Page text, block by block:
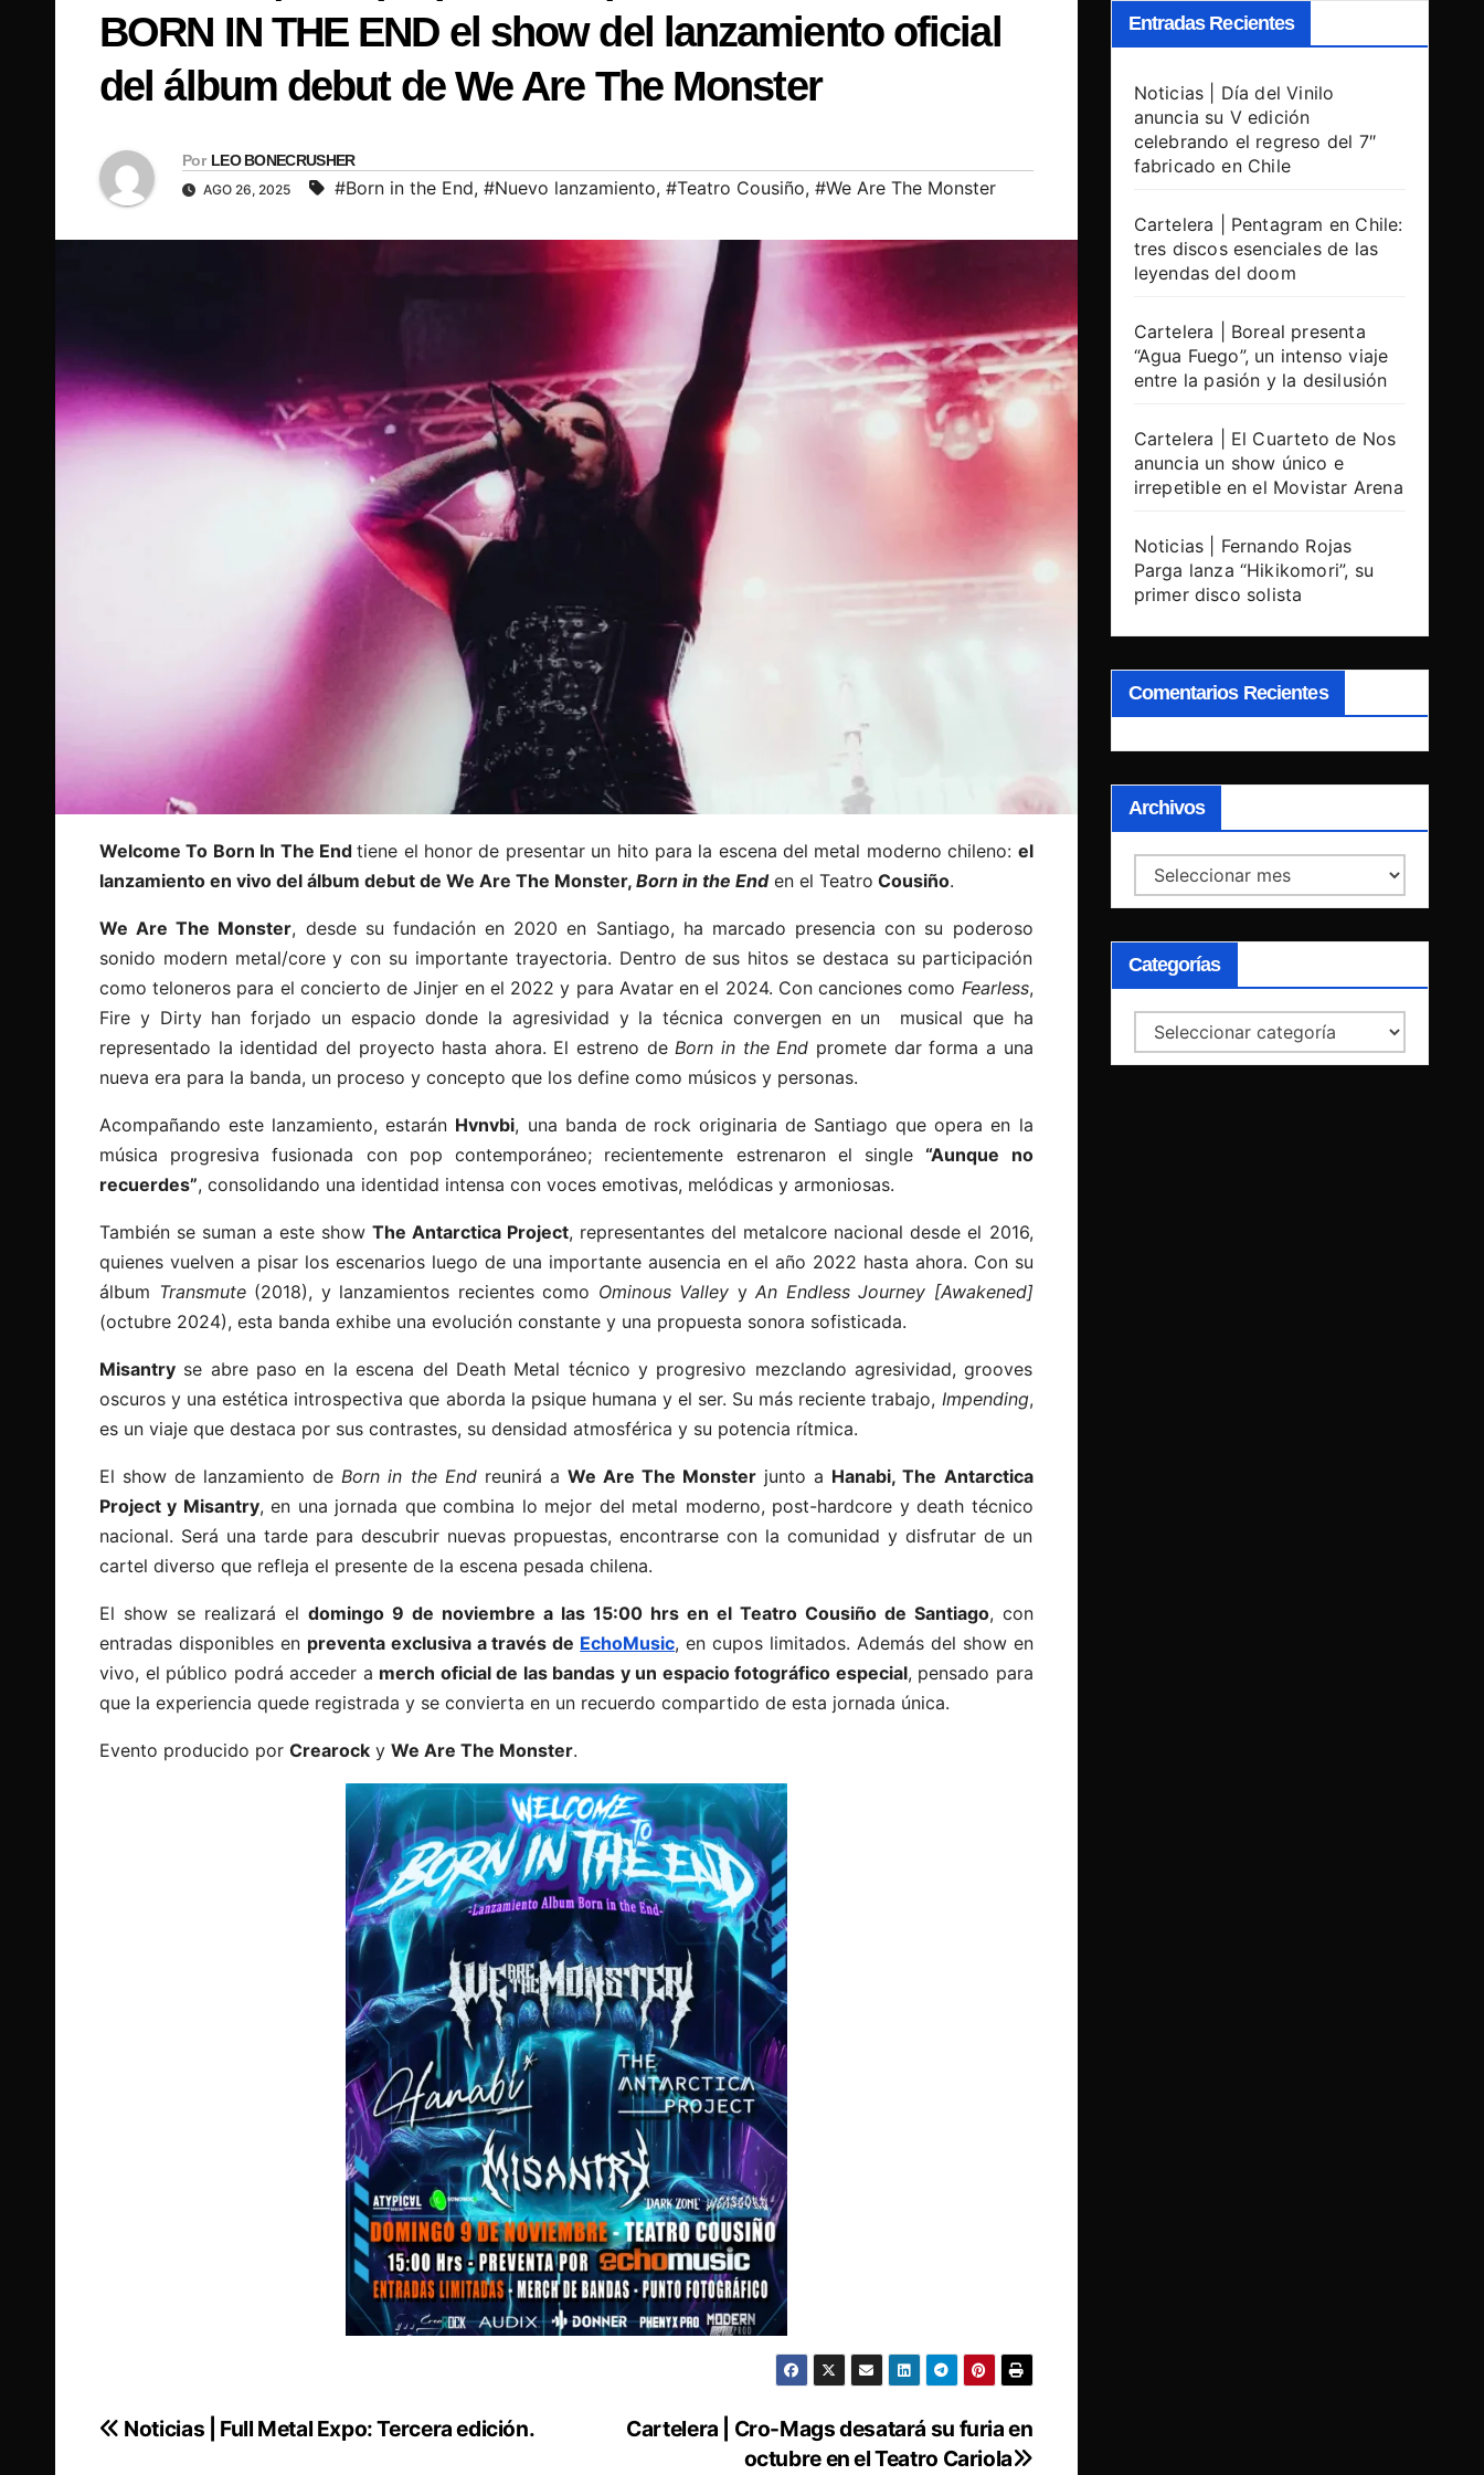
BORN IN THE END el show del lanzamiento oficial
del álbum debut de We Are The Monster
Por LEO BONECRUSHER
AGO 26, 2025 #Born in the End, #Nuevo lanzamiento, #Teatro Cousiño, #We Are The Monster
Welcome To Born In The Endtiene el honor de presentar un hito para la escena del metal moderno chileno: el
lanzamiento en vivo del álbum debut de We Are The Monster, Born in the Enden el Teatro Cousiño.
We Are The Monster, desde su fundación en 2020 en Santiago, ha marcado presencia con su poderoso
sonido modern metal/core y con su importante trayectoria. Dentro de sus hitos se destaca su participación
como teloneros para el concierto de Jinjer en el 2022 y para Avatar en el 2024. Con canciones como Fearless,
Fire y Dirty han forjado un espacio donde la agresividad y la técnica convergen en un musical que ha
representado la identidad del proyecto hasta ahora. El estreno deBorn in the End promete dar forma a una
nueva era para la banda, un proceso y concepto que los define como músicos y personas.
Acompañando este lanzamiento, estarán Hvnvbi, una banda de rock originaria de Santiago que opera en la
música progresiva fusionada con pop contemporáneo; recientemente estrenaron el single“Aunque no
recuerdes”, consolidando una identidad intensa con voces emotivas, melódicas y armoniosas.
También se suman a este showThe Antarctica Project, representantes del metalcore nacional desde el 2016,
quienes vuelven a pisar los escenarios luego de una importante ausencia en el año 2022 hasta ahora. Con su
álbum Transmute(2018), y lanzamientos recientes como Ominous Valley y An Endless Journey [Awakened]
(octubre 2024), esta banda exhibe una evolución constante y una propuesta sonora sofisticada.
Misantry se abre paso en la escena del Death Metal técnico y progresivo mezclando agresividad, grooves
oscuros y una estética introspectiva que aborda la psique humana y el ser. Su más reciente trabajo, Impending,
es un viaje que destaca por sus contrastes, su densidad atmosférica y su potencia rítmica.
El show de lanzamiento deBorn in the Endreunirá a We Are The Monster junto a Hanabi, The Antarctica
Project y Misantry, en una jornada que combina lo mejor del metal moderno, post-hardcore y death técnico
nacional. Será una tarde para descubrir nuevas propuestas, encontrarse con la comunidad y disfrutar de un
cartel diverso que refleja el presente de la escena pesada chilena.
El show se realizará el domingo 9 de noviembre a las 15:00 hrs en el Teatro Cousiño de Santiago, con
entradas disponibles en preventa exclusiva a través de EchoMusic, en cupos limitados. Además del show en
vivo, el público podrá acceder a merch oficial de las bandas y un espacio fotográfico especial, pensado para
que la experiencia quede registrada y se convierta en un recuerdo compartido de esta jornada única.
Evento producido por Crearock y We Are The Monster.
Navegación
Cartelera | Cro-Mags desatará su furia en
octubre en el Teatro Cariola
Noticias | Full Metal Expo: Tercera edición.
Entradas Recientes
Noticias | Día del Vinilo
anuncia su V edición
celebrando el regreso del 7″
fabricado en Chile
Cartelera | Pentagram en Chile:
tres discos esenciales de las
leyendas del doom
Cartelera | Boreal presenta
“Agua Fuego”, un intenso viaje
entre la pasión y la desilusión
Cartelera | El Cuarteto de Nos
anuncia un show único e
irrepetible en el Movistar Arena
Noticias | Fernando Rojas
Parga lanza “Hikikomori”, su
primer disco solista
Comentarios Recientes
Archivos
Archivos
Categorías
Categorías